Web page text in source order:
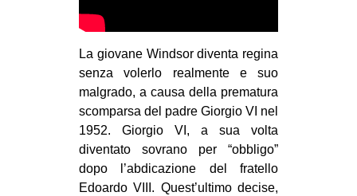
in
Fb
tw
bsky
La giovane Windsor diventa regina
senza volerlo realmente e suo
malgrado, a causa della prematura
scomparsa del padre Giorgio VI nel
1952. Giorgio VI, a sua volta
diventato sovrano per “obbligo”
dopo l’abdicazione del fratello
Edoardo VIII. Quest’ultimo decise,